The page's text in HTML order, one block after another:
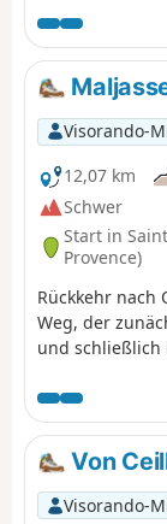
Visorando-
12,07 km
Schwer
Start in
Provence)
Rückkehr nach
Weg, der
und schließlich
die berühmte
Queyras,
Von
Visorando-